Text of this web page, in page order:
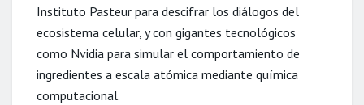
Instituto Pasteur para descifrar los diálogos del
ecosistema celular, y con gigantes tecnológicos
como Nvidia para simular el comportamiento de
ingredientes a escala atómica mediante química
computacional.